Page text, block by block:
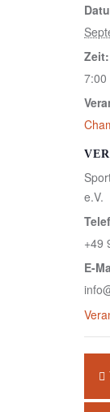
Zeit:
7:00
e.V.
+49
E-